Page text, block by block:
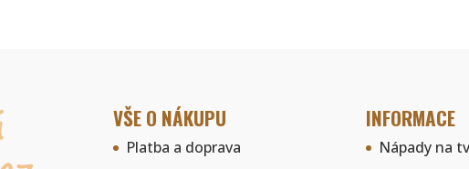
VŠE O NÁKUPU
Platba a doprava
INFORMACE
Nápady na